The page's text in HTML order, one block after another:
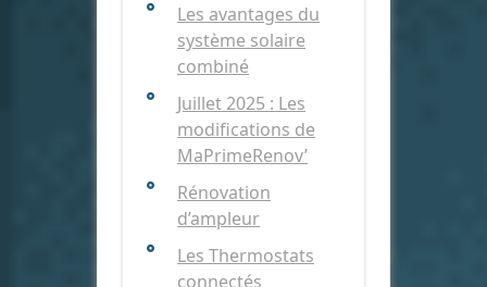
Les avantages du
système solaire
combiné
Juillet 2025 : Les
modifications de
MaPrimeRenov’
Rénovation
d’ampleur
Les Thermostats
connectés